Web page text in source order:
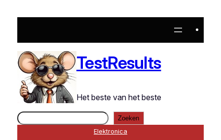
naar
inhoud
TestResults
Het beste van het beste
Zoeken
Zoeken
Elektronica